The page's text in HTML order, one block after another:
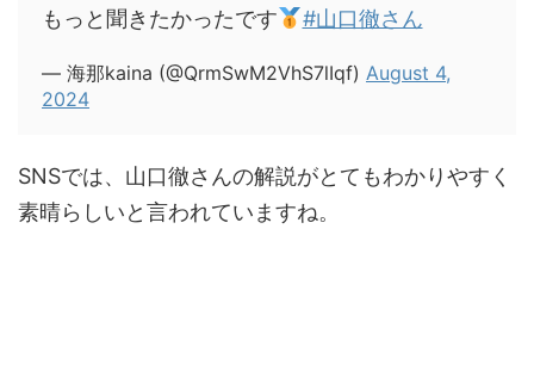
もっと聞きたかったです
#山口徹さん
— 海那kaina (@QrmSwM2VhS7lIqf) August 4,
2024
SNSでは、山口徹さんの解説がとてもわかりやすく
素晴らしいと言われていますね。